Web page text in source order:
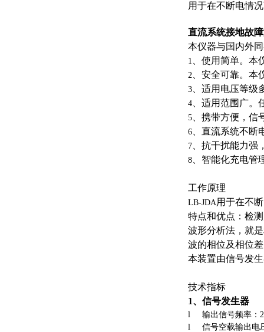
用于在不断电情
直流系统接地故
本仪器与国内外
1 、使用简单。
2 、安全可靠。
3 、适用电压等级
4 、适用范围广
5 、携带方便，
6 、直流系统不
7 、抗干扰能力
8 、智能化充电
工作原理
LB-JDA用于在不
特点和优点：检
波形分析法，就
波的相位及相位
本装置由信号发
技术指标
1、信号发生器
l
输出信号频率：
l
信号空载输出电